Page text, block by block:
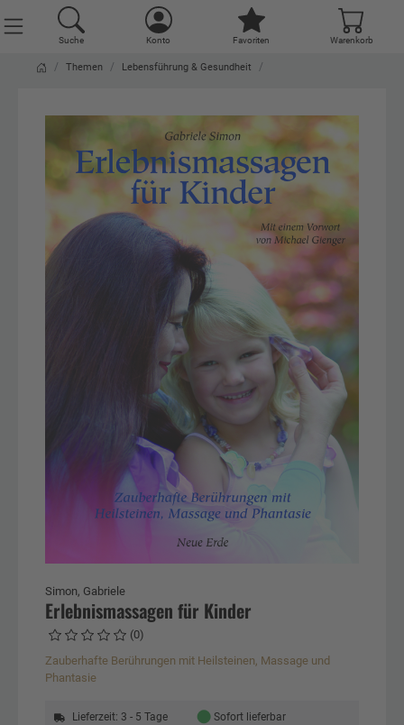
Suche Konto Favoriten Warenkorb
Themen Lebensführung & Gesundheit
Simon, Gabriele
Erlebnismassagen für Kinder
(0)
Zauberhafte Berührungen mit Heilsteinen, Massage und
Phantasie
Lieferzeit: 3 - 5 Tage ● Sofort lieferbar